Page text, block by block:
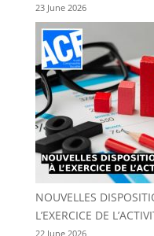
23 June 2026
NOUVELLES
L’EXERCICE DE
22 June 2026